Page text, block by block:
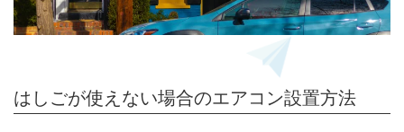
はしごが使えない場合のエアコン設置方法